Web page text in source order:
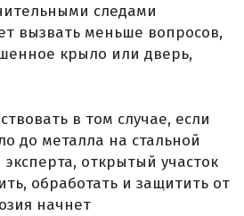
следами
вызвать меньше вопросов,
крыло или дверь,
в том случае, если
до металла на стальной
открытый участок
обработать и защитить от
начнет